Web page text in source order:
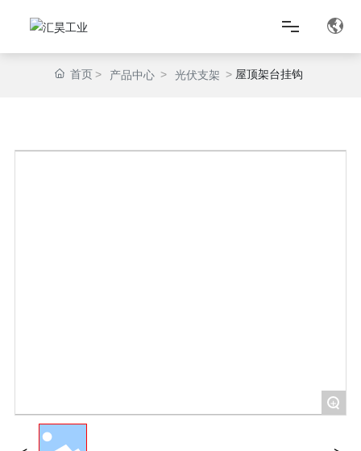
首页 产品中心 光伏支架 屋顶架台挂钩
+